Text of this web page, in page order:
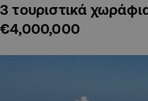
3 τουριστικά
€4,000,000